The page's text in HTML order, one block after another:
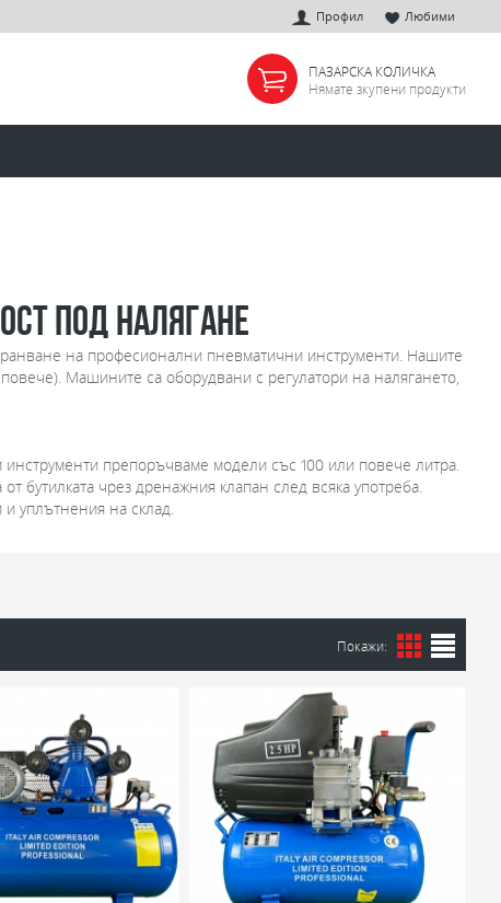
Профил Любими
ПАЗАРСКА КОЛИЧКА
Нямате зкупени продукти
под налягане
на професионални пневматични инструменти. Нашите
Машините са оборудвани с регулатори на налягането,
препоръчваме модели със 100 или повече литра.
бутилката чрез дренажния клапан след всяка употреба.
уплътнения на склад.
Покажи: